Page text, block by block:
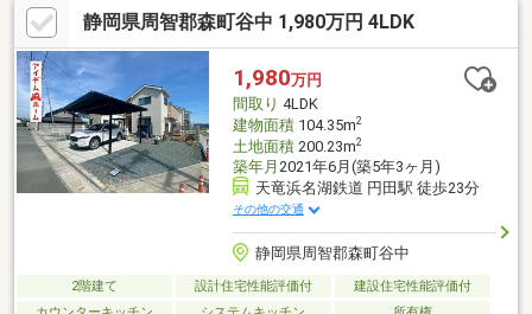
静岡県周智郡森町谷中 1,980万円 4LDK
1,980万円
間取り 4LDK
建物面積104.35m2
土地面積200.23m2
築年月 2021年6月(築5年3ヶ月)
天竜浜名湖鉄道 円田駅 徒歩23分
その他の交通
静岡県周智郡森町谷中
2階建て 設計住宅性能評価付
建設住宅性能評価付